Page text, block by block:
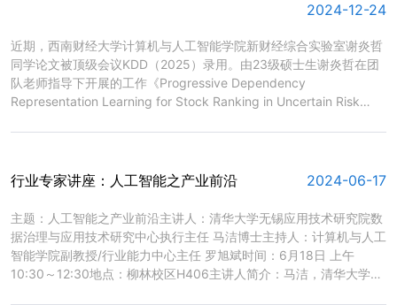
2024-12-24
​近期，西南财经大学计算机与人工智能学院新财经综合实验室谢炎哲
同学论文被顶级会议KDD（2025）录用。由23级硕士生谢炎哲在团
队老师指导下开展的工作《Progressive Dependency
Representation Learning for Stock Ranking in Uncertain Risk
境引导逐步揭示股票市场历史交易信号中的多重依赖动态，...
行业专家讲座：人工智能之产业前沿 2024-06-17
​主题：人工智能之产业前沿主讲人：清华大学无锡应用技术研究院数
据治理与应用技术研究中心执行主任 马洁博士主持人：计算机与人工
智能学院副教授/行业能力中心主任 罗旭斌时间：6月18日 上午
10:30～12:30地点：柳林校区H406主讲人简介：马洁，清华大学学